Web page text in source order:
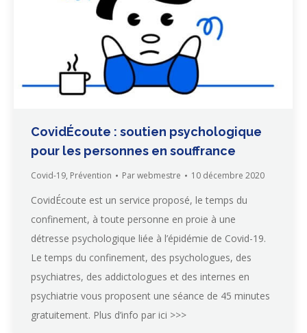
CovidÉcoute : soutien psychologique
pour les personnes en souffrance
Covid-19, Prévention Parwebmestre 10 décembre 2020
CovidÉcoute est un service proposé, le temps du
confinement, à toute personne en proie à une
détresse psychologique liée à l’épidémie de Covid-19.
Le temps du confinement, des psychologues, des
psychiatres, des addictologues et des internes en
psychiatrie vous proposent une séance de 45 minutes
gratuitement. Plus d’info par ici >>>